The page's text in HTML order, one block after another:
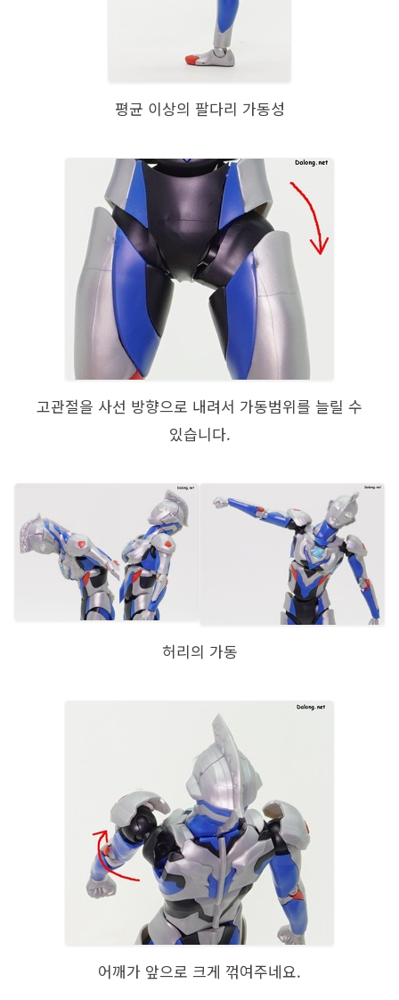
평균 이상의 팔다리 가동성
고관절을 사선 방향으로 내려서 가동범위를 늘릴 수
있습니다.
허리의 가동
어깨가 앞으로 크게 꺾여주네요.